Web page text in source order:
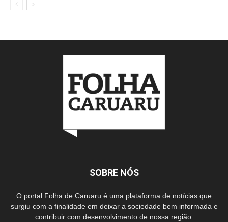
SOBRE NÓS
O portal Folha de Caruaru é uma plataforma de notícias que
surgiu com a finalidade em deixar a sociedade bem informada e
contribuir com desenvolvimento de nossa região.